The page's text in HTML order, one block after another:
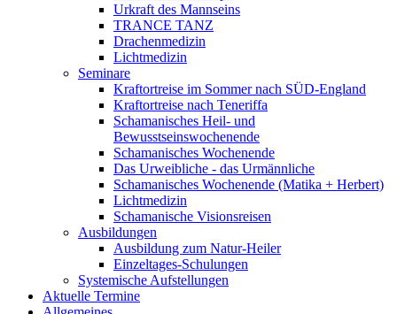
Urkraft des Mannseins
TRANCE TANZ
Drachenmedizin
Lichtmedizin
Seminare
Kraftortreise im Sommer nach SÜD-England
Kraftortreise nach Teneriffa
Schamanisches Heil- und
Bewusstseinswochenende
Schamanisches Wochenende
Das Urweibliche - das Urmännliche
Schamanisches Wochenende (Matika + Herbert)
Lichtmedizin
Schamanische Visionsreisen
Ausbildungen
Ausbildung zum Natur-Heiler
Einzeltages-Schulungen
Systemische Aufstellungen
Aktuelle Termine